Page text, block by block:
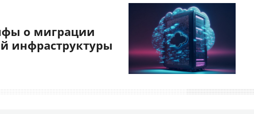
о миграции
инфраструктуры